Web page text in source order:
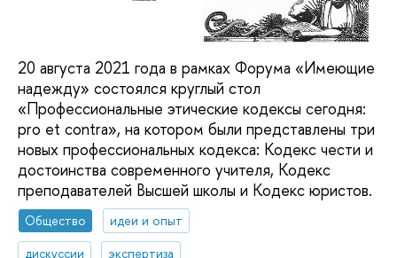
20 августа 2021 года в рамках Форума «Имеющие
надежду» состоялся круглый стол
«Профессиональные этические кодексы сегодня:
pro et contra», на котором были представлены три
новых профессиональных кодекса: Кодекс чести и
достоинства современного учителя, Кодекс
преподавателей Высшей школы и Кодекс юристов.
Общество
идеи и опыт
дискуссии
экспертиза